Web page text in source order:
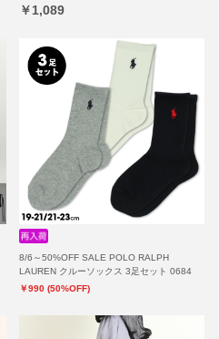
￥1,089
8/6～50%OFF SALE POLO RALPH
LAUREN クルーソックス 3足セット 0684
￥990 (50%OFF)